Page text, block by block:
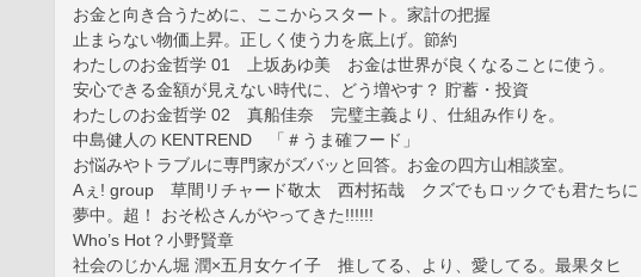
お金と向き合うために、ここからスタート。家計の把握
止まらない物価上昇。正しく使う力を底上げ。節約
わたしのお金哲学 01 上坂あゆ美 お金は世界が良くなることに使う。
安心できる金額が見えない時代に、どう増やす？ 貯蓄・投資
わたしのお金哲学 02 真船佳奈 完璧主義より、仕組み作りを。
中島健人の KENTREND 「＃うま確フード」
お悩みやトラブルに専門家がズバッと回答。お金の四方山相談室。
Aぇ! group 草間リチャード敬太 西村拓哉 クズでもロックでも君たちに
夢中。超！ おそ松さんがやってきた!!!!!!
Who’s Hot？小野賢章
社会のじかん堀 潤×五月女ケイ子 推してる、より、愛してる。最果タヒ